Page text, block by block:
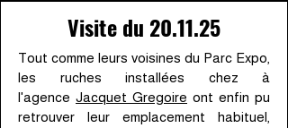
Visite du 20.11.25
Tout comme leurs voisines du Parc Expo,
les ruches installées chez à
l'agence Jacquet Gregoire ont enfin pu
retrouver leur emplacement habituel,